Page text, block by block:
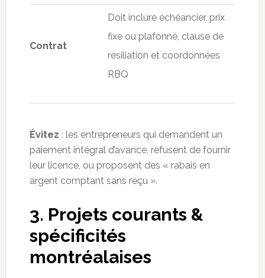
Contrat
Doit inclure échéancier, prix
fixe ou plafonné, clause de
résiliation et coordonnées
RBQ
Évitez : les entrepreneurs qui demandent un
paiement intégral d’avance, refusent de fournir
leur licence, ou proposent des « rabais en
argent comptant sans reçu ».
3. Projets courants &
spécificités
montréalaises